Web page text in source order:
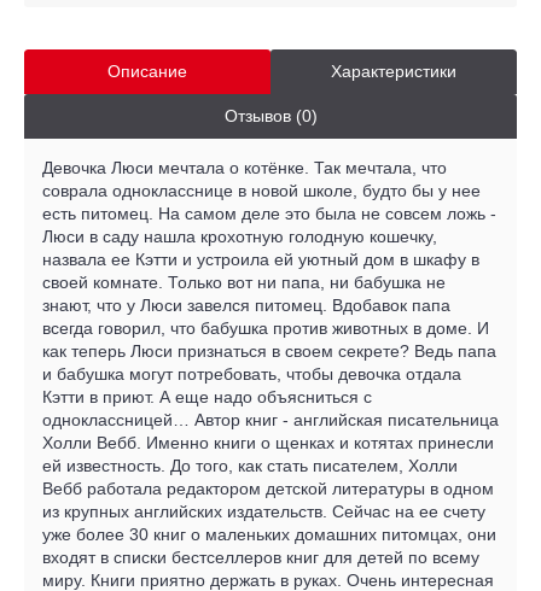
Описание Характеристики
Отзывов (0)
Девочка Люси мечтала о котёнке. Так мечтала, что
соврала однокласснице в новой школе, будто бы у нее
есть питомец. На самом деле это была не совсем ложь -
Люси в саду нашла крохотную голодную кошечку,
назвала ее Кэтти и устроила ей уютный дом в шкафу в
своей комнате. Только вот ни папа, ни бабушка не
знают, что у Люси завелся питомец. Вдобавок папа
всегда говорил, что бабушка против животных в доме. И
как теперь Люси признаться в своем секрете? Ведь папа
и бабушка могут потребовать, чтобы девочка отдала
Кэтти в приют. А еще надо объясниться с
одноклассницей… Автор книг - английская писательница
Холли Вебб. Именно книги о щенках и котятах принесли
ей известность. До того, как стать писателем, Холли
Вебб работала редактором детской литературы в одном
из крупных английских издательств. Сейчас на ее счету
уже более 30 книг о маленьких домашних питомцах, они
входят в списки бестселлеров книг для детей по всему
миру. Книги приятно держать в руках. Очень интересная